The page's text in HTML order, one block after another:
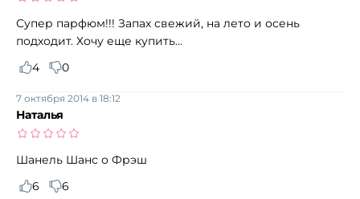
Супер парфюм!!! Запах свежий, на лето и осень
подходит. Хочу еще купить...
4
0
Наталья
7 октября 2014 в 18:12
Шанель Шанс о Фрэш
6
6